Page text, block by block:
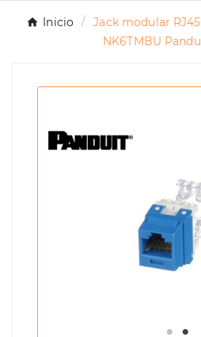
Inicio
Jack modular
NK6TMBU